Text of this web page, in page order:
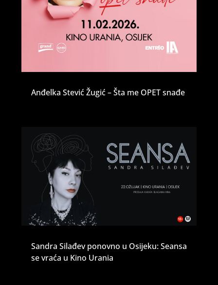
Anđelka Stević Žugić – Šta me OPET snađe
Sandra Silađev ponovno u Osijeku: Seansa
se vraća u Kino Urania